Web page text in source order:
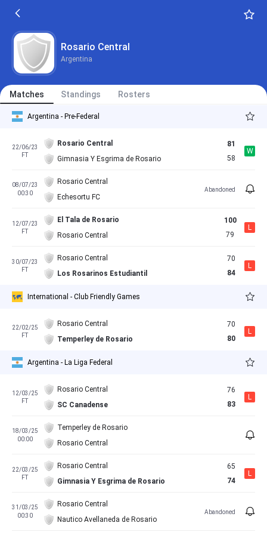
Rosario Central
Argentina
Matches Standings Rosters
Argentina - Pre-Federal
22/06/23
FT
Rosario Central
Gimnasia Y Esgrima de Rosario
81
58
W
08/07/23
00:30
Rosario Central
Echesortu FC
Abandoned
12/07/23
FT
El Tala de Rosario
Rosario Central
100
79
L
30/07/23
FT
Rosario Central
Los Rosarinos Estudiantil
70
84
L
International - Club Friendly Games
22/02/25
FT
Rosario Central
Temperley de Rosario
70
80
L
Argentina - La Liga Federal
12/03/25
FT
Rosario Central
SC Canadense
76
83
L
18/03/25
00:00
Temperley de Rosario
Rosario Central
22/03/25
FT
Rosario Central
Gimnasia Y Esgrima de Rosario
65
74
L
31/03/25
00:30
Rosario Central
Nautico Avellaneda de Rosario
Abandoned